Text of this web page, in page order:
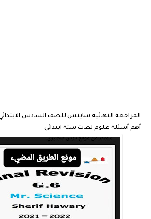
أهم أسئلة علوم لغات ستة ابتدائى